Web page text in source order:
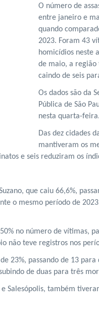
O número de
entre janeiro e
quando
2023. Foram 43
homicídios neste
de maio, a região
caindo de seis
Os dados são da
Pública de São
nesta quarta-feira.
Das dez cidades
mantiveram os
e seis reduziram os
que caiu 66,6%,
o mesmo período de
no número de vítimas,
não teve registros nos
23%, passando de 13
de duas para três
Salesópolis, também